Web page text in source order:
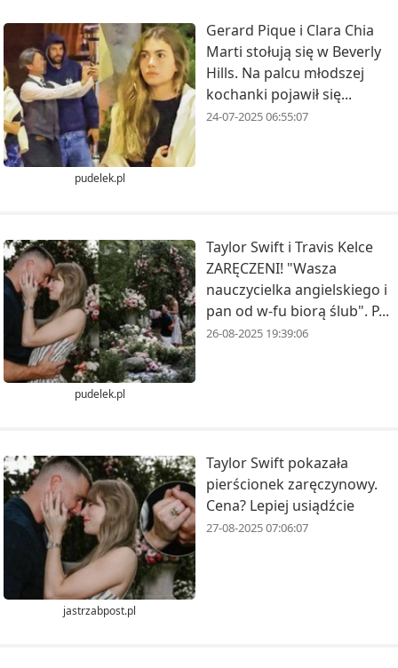
pudelek.pl
Gerard Pique i Clara Chia
Marti stołują się w Beverly
Hills. Na palcu młodszej
kochanki pojawił się...
24-07-2025 06:55:07
pudelek.pl
Taylor Swift i Travis Kelce
ZARĘCZENI! "Wasza
nauczycielka angielskiego i
pan od w-fu biorą ślub". P...
26-08-2025 19:39:06
jastrzabpost.pl
Taylor Swift pokazała
pierścionek zaręczynowy.
Cena? Lepiej usiądźcie
27-08-2025 07:06:07